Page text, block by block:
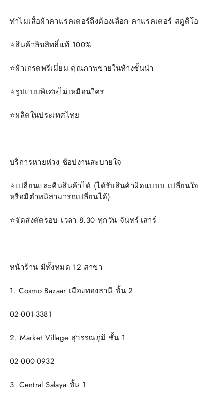
ทำไมเสื้อผ้าคาแรคเตอร์ถึงต้องเลือก คาแรคเตอร์ สตูดิโอ
⭐️สินค้าลิขสิทธิ์แท้ 100%
⭐️ผ้าเกรดพรีเมี่ยม คุณภาพขายในห้างชั้นนำ
⭐️รูปแบบพิเศษไม่เหมือนใคร
⭐️ผลิตในประเทศไทย
บริการหายห่วง ช้อปงานสะบายใจ
⭐️เปลี่ยนและคืนสินค้าได้ (ได้รับสินค้าผิดแบบบ เปลี่ยนใจ
หรือมีตำหนิสามารถเปลี่ยนได้)
⭐️จัดส่งตัดรอบ เวลา 8.30 ทุกวัน จันทร์​-เสาร์
หน้าร้าน มีทั้งหมด 12 สาขา
1. Cosmo Bazaar เมืองทองธานี ชั้น 2
02-001-3381
2. Market Village สุวรรณภูมิ ชั้น 1
02-000-0932
3. Central Salaya ชั้น 1